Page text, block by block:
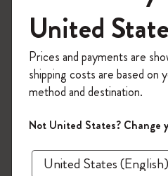
さい。
出荷と配送
返品と返金
返品した商品はいつ受け
モレスキンの世
「WELCOME10」を
文が10%オフ＋送料
ール・アウトレッ
Moleskineアカウント
ァーや会員特典、さ
レーションを手
United
Prices and payments are
shipping costs are based on
method and destination.
Not United States? Change